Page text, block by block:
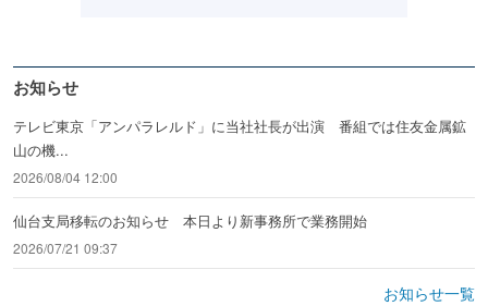
お知らせ
テレビ東京「アンパラレルド」に当社社長が出演 番組では住友金属鉱
山の機...
2026/08/04 12:00
仙台支局移転のお知らせ 本日より新事務所で業務開始
2026/07/21 09:37
お知らせ一覧